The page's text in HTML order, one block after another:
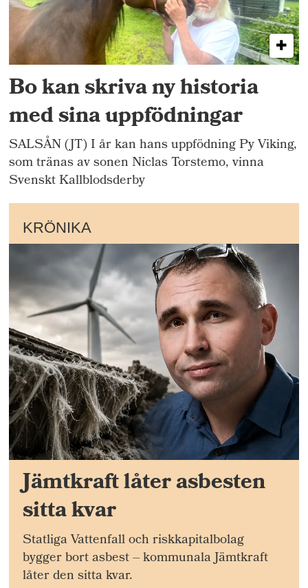
Bo kan skriva ny historia
med sina uppfödningar
SALSÅN (JT) I år kan hans uppfödning Py Viking,
som tränas av sonen Niclas Torstemo, vinna
Svenskt Kallblodsderby
KRÖNIKA
Jämtkraft låter asbesten
sitta kvar
Statliga Vattenfall och riskkapitalbolag
bygger bort asbest – kommunala Jämtkraft
låter den sitta kvar.